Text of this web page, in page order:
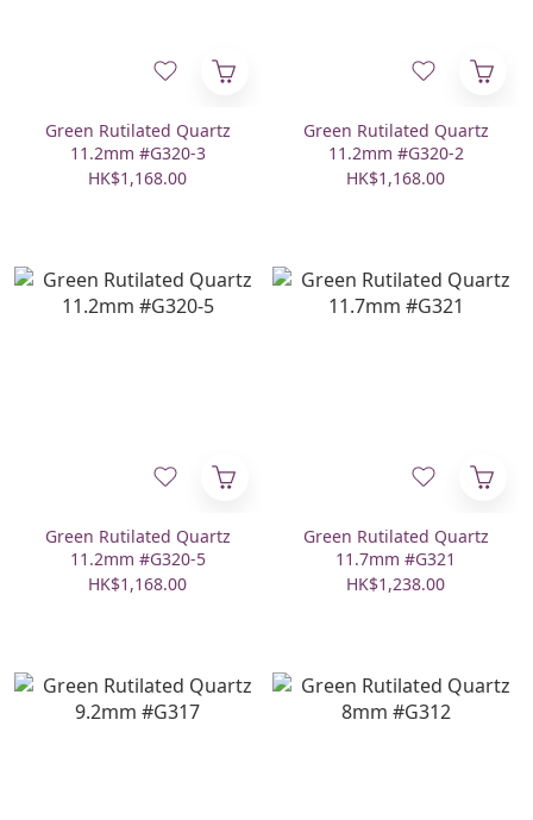
Green Rutilated Quartz
11.2mm #G320-3
HK$1,168.00
Green Rutilated Quartz
11.2mm #G320-2
HK$1,168.00
Green Rutilated Quartz
11.2mm #G320-5
HK$1,168.00
Green Rutilated Quartz
11.7mm #G321
HK$1,238.00